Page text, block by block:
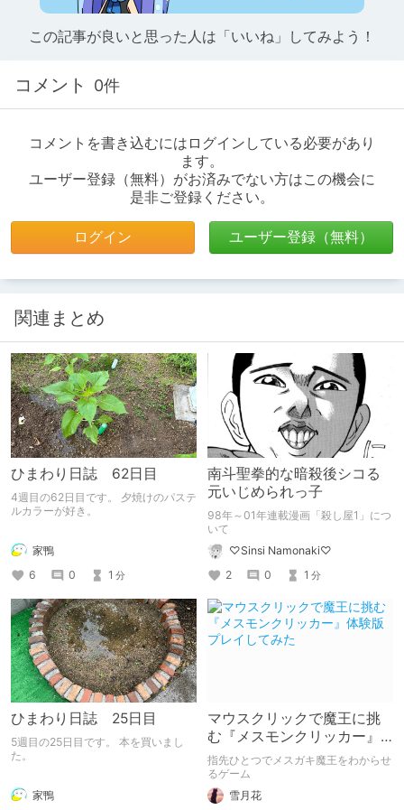
この記事が良いと思った人は「いいね」してみよう！
コメント 0件
コメントを書き込むにはログインしている必要があり
ます。
ユーザー登録（無料）がお済みでない方はこの機会に
是非ご登録ください。
ログイン ユーザー登録（無料）
関連まとめ
ひまわり日誌 62日目
4週目の62日目です。 夕焼けのパステ
ルカラーが好き。
家鴨
6
0 1 分
南斗聖拳的な暗殺後シコる
元いじめられっ子
98年～01年連載漫画「殺し屋1」につ
いて
♡Sinsi Namonaki♡
2
0 1 分
ひまわり日誌 25日目
5週目の25日目です。 本を買いまし
た。
家鴨
マウスクリックで魔王に挑
む『メスモンクリッカー』
体験版プレイしてみた
指先ひとつでメスガキ魔王をわからせ
るゲーム
雪月花